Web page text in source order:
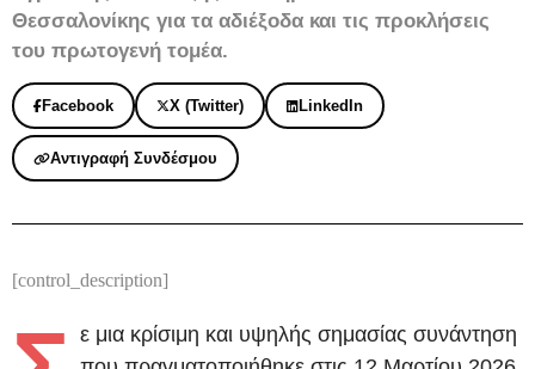
Θεσσαλονίκης για τα αδιέξοδα και τις προκλήσεις
του πρωτογενή τομέα.
Facebook X (Twitter) LinkedIn
Αντιγραφή Συνδέσμου
[control_description]
ε μια κρίσιμη και υψηλής σημασίας συνάντηση